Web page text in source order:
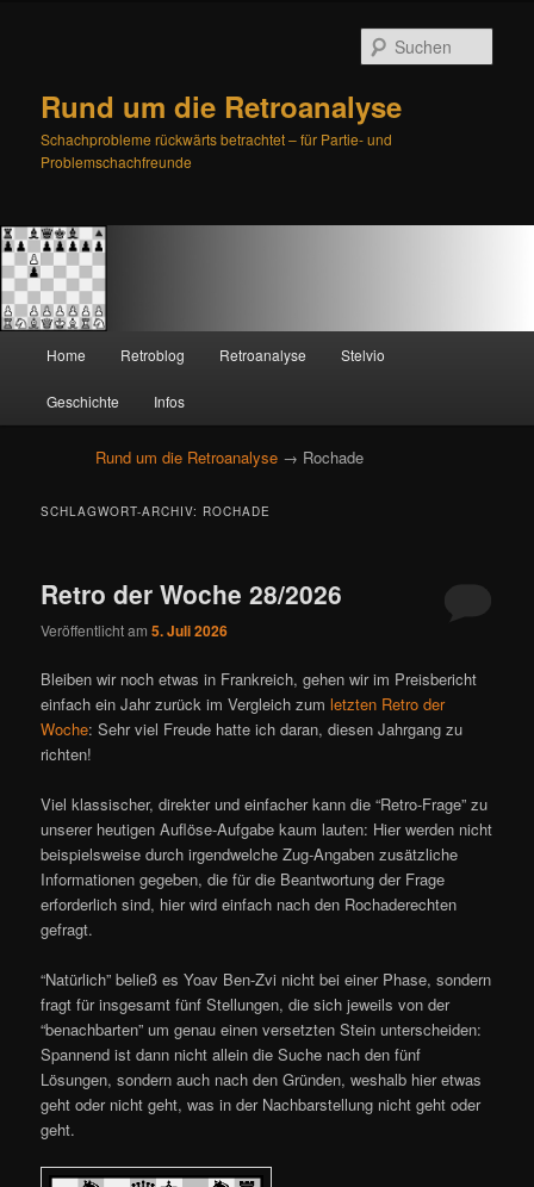
Rund um die Retroanalyse
Schachprobleme rückwärts betrachtet – für Partie- und
Problemschachfreunde
Zum
primären
Inhalt
springen
Zum
sekundären
Inhalt
springen
Home Retroblog Retroanalyse Stelvio
Geschichte Infos
Rund um die Retroanalyse → Rochade
SCHLAGWORT-ARCHIV: ROCHADE
Retro der Woche 28/2026
Veröffentlicht am5. Juli 2026
Bleiben wir noch etwas in Frankreich, gehen wir im Preisbericht
einfach ein Jahr zurück im Vergleich zumletzten Retro der
Woche: Sehr viel Freude hatte ich daran, diesen Jahrgang zu
richten!
Viel klassischer, direkter und einfacher kann die “Retro-Frage” zu
unserer heutigen Auflöse-Aufgabe kaum lauten: Hier werden nicht
beispielsweise durch irgendwelche Zug-Angaben zusätzliche
Informationen gegeben, die für die Beantwortung der Frage
erforderlich sind, hier wird einfach nach den Rochaderechten
gefragt.
“Natürlich” beließ es Yoav Ben-Zvi nicht bei einer Phase, sondern
fragt für insgesamt fünf Stellungen, die sich jeweils von der
“benachbarten” um genau einen versetzten Stein unterscheiden:
Spannend ist dann nicht allein die Suche nach den fünf
Lösungen, sondern auch nach den Gründen, weshalb hier etwas
geht oder nicht geht, was in der Nachbarstellung nicht geht oder
geht.